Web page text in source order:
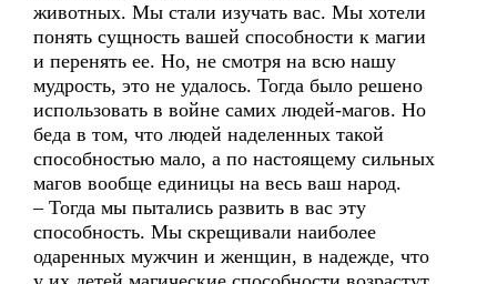
животных. Мы стали изучать вас. Мы хотели
понять сущность вашей способности к магии
и перенять ее. Но, не смотря на всю нашу
мудрость, это не удалось. Тогда было решено
использовать в войне самих людей-магов. Но
беда в том, что людей наделенных такой
способностью мало, а по настоящему сильных
магов вообще единицы на весь ваш народ.
– Тогда мы пытались развить в вас эту
способность. Мы скрещивали наиболее
одаренных мужчин и женщин, в надежде, что